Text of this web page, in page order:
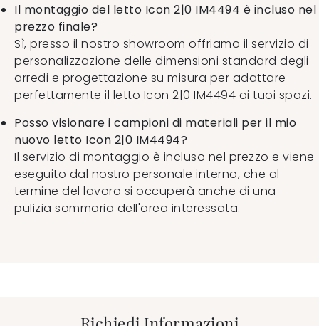
Il montaggio del letto Icon 2|0 IM4494 è incluso nel
prezzo finale?
Sì, presso il nostro showroom offriamo il servizio di
personalizzazione delle dimensioni standard degli
arredi e progettazione su misura per adattare
perfettamente il letto Icon 2|0 IM4494 ai tuoi spazi.
Posso visionare i campioni di materiali per il mio
nuovo letto Icon 2|0 IM4494?
Il servizio di montaggio è incluso nel prezzo e viene
eseguito dal nostro personale interno, che al
termine del lavoro si occuperà anche di una
pulizia sommaria dell'area interessata.